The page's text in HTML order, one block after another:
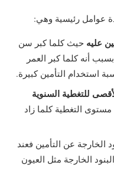
عوامل رئيسية وهي:
عليه حيث كلما كبر سن
أنه كلما كبر العمر
استخدام التأمين كبيرة.
للتغطية السنوية
التغطية كلما زاد
الخارجة عن التأمين فعند
الخارجة مثل العيون